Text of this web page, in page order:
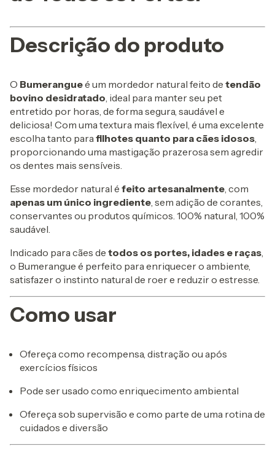
Descrição do produto
O Bumerangueé um mordedor natural feito de tendão
bovino desidratado , ideal para manter seu pet
entretido por horas, de forma segura, saudável e
deliciosa! Com uma textura mais flexível, é uma excelente
escolha tanto para filhotes quanto para cães idosos
proporcionando uma mastigação prazerosa sem agredir
os dentes mais sensíveis.
Esse mordedor natural é feito artesanalmente , com
apenas um único ingrediente , sem adição de corantes,
conservantes ou produtos químicos. 100% natural, 100%
saudável.
Indicado para cães de todos os portes, idades e raças
o Bumerangue é perfeito para enriquecer o ambiente,
satisfazer o instinto natural de roer e reduzir o estresse.
Como usar
Ofereça como recompensa, distração ou após
exercícios físicos
Pode ser usado como enriquecimento ambiental
Ofereça sob supervisão e como parte de uma rotina de
cuidados e diversão